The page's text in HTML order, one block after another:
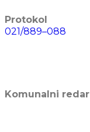
Protokol
021/889–088
Komunalni redar